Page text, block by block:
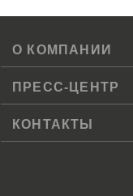
О КОМПАНИИ
ПРЕСС-ЦЕНТР
КОНТАКТЫ